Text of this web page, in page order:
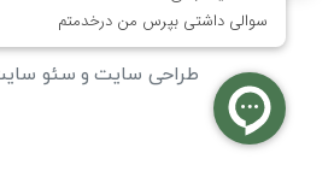
طراحی سایت و سئو